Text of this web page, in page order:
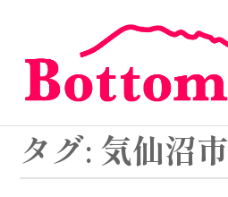
タグ: 気仙沼市